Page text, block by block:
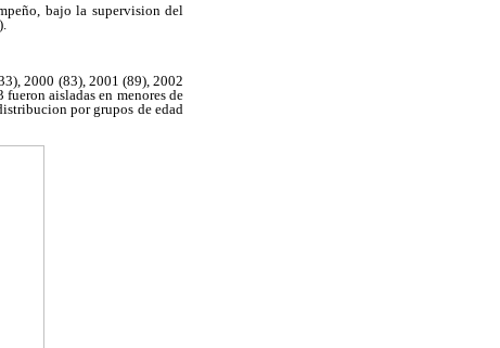
bajo la supervision del
2000 (83), 2001 (89), 2002
aisladas en menores de
por grupos de edad